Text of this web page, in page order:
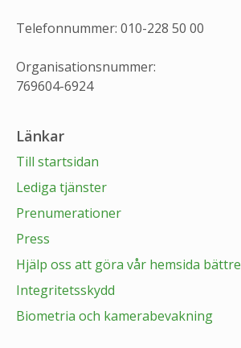
Telefonnummer: 010-228 50 00
Organisationsnummer:
769604-6924
Länkar
Till startsidan
Lediga tjänster
Prenumerationer
Press
Hjälp oss att göra vår hemsida bättre
Integritetsskydd
Biometria och kamerabevakning